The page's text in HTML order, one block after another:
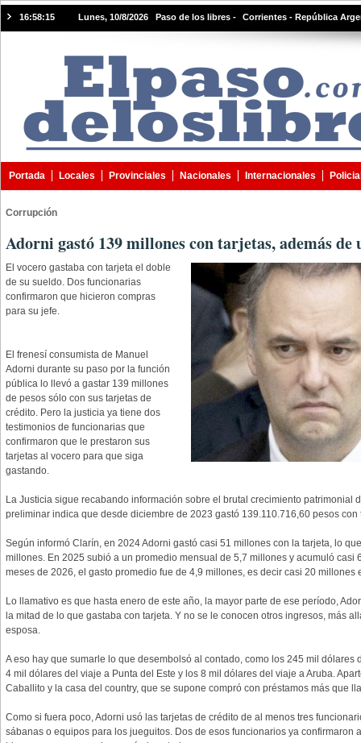
16:58:15 Lunes, 10/8/2026 Paso de los libres - Corrientes - República
Portada Locales Provinciales Nacionales Internacionales
Corrupción
Adorni gastó 139 millones con tarjetas, además de
El vocero gastaba con tarjeta el doble
de su sueldo. Dos funcionarias
confirmaron que hicieron compras
para su jefe.
El frenesí consumista de Manuel
Adorni durante su paso por la función
pública lo llevó a gastar 139 millones
de pesos sólo con sus tarjetas de
crédito. Pero la justicia ya tiene dos
testimonios de funcionarias que
confirmaron que le prestaron sus
tarjetas al vocero para que siga
gastando.
La Justicia sigue recabando información sobre el brutal crecimiento patrimonial
preliminar indica que desde diciembre de 2023 gastó 139.110.716,60 pesos con
Según informó Clarín, en 2024 Adorni gastó casi 51 millones con la tarjeta, lo
millones. En 2025 subió a un promedio mensual de 5,7 millones y acumuló casi
meses de 2026, el gasto promedio fue de 4,9 millones, es decir casi 20 millones
Lo llamativo es que hasta enero de este año, la mayor parte de ese período,
la mitad de lo que gastaba con tarjeta. Y no se le conocen otros ingresos, más
esposa.
A eso hay que sumarle lo que desembolsó al contado, como los 245 mil dólares
4 mil dólares del viaje a Punta del Este y los 8 mil dólares del viaje a Aruba.
Caballito y la casa del country, que se supone compró con préstamos más que
Como si fuera poco, Adorni usó las tarjetas de crédito de al menos tres
sábanas o equipos para los jueguitos. Dos de esos funcionarios ya confirmaron